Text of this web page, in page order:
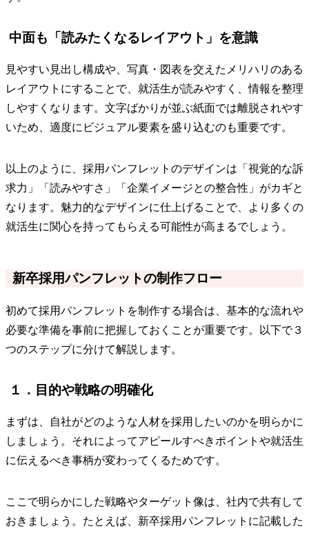
中面も「読みたくなるレイアウト」を意識
見やすい見出し構成や、写真・図表を交えたメリハリのある
レイアウトにすることで、就活生が読みやすく、情報を整理
しやすくなります。文字ばかりが並ぶ紙面では離脱されやす
いため、適度にビジュアル要素を盛り込むのも重要です。
以上のように、採用パンフレットのデザインは「視覚的な訴
求力」「読みやすさ」「企業イメージとの整合性」がカギと
なります。魅力的なデザインに仕上げることで、より多くの
就活生に関心を持ってもらえる可能性が高まるでしょう。
新卒採用パンフレットの制作フロー
初めて採用パンフレットを制作する場合は、基本的な流れや
必要な準備を事前に把握しておくことが重要です。以下で３
つのステップに分けて解説します。
１．目的や戦略の明確化
まずは、自社がどのような人材を採用したいのかを明らかに
しましょう。それによってアピールすべきポイントや就活生
に伝えるべき事柄が変わってくるためです。
ここで明らかにした戦略やターゲット像は、社内で共有して
おきましょう。たとえば、新卒採用パンフレットに記載した